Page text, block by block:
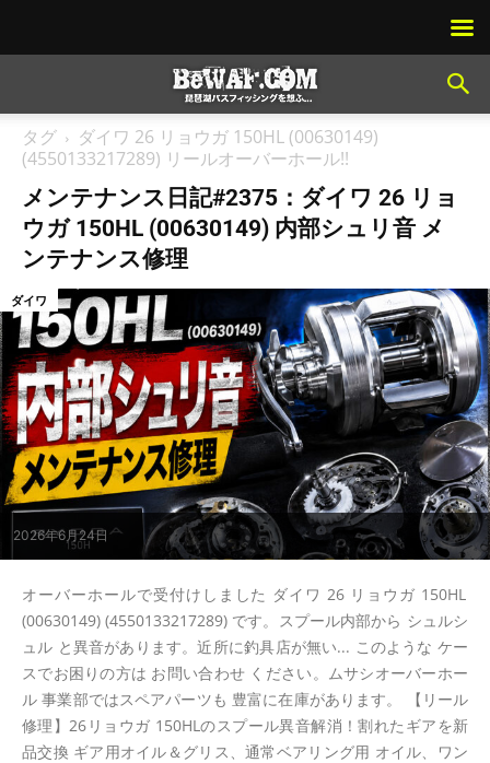
タグ
ダイワ 26 リョウガ 150HL (00630149)
(4550133217289) リールオーバーホール!!
メンテナンス日記#2375：ダイワ 26 リョ
ウガ 150HL (00630149) 内部シュリ音 メ
ンテナンス修理
2026年6月24日
ダイワ
オーバーホールで受付けしました ダイワ 26 リョウガ 150HL
(00630149) (4550133217289) です。スプール内部から シュルシ
ュル と異音があります。近所に釣具店が無い... このような ケー
スでお困りの方は お問い合わせ ください。ムサシオーバーホー
ル 事業部ではスペアパーツも 豊富に在庫があります。 【リール
修理】26リョウガ 150HLのスプール異音解消！割れたギアを新
品交換 ギア用オイル＆グリス、通常ベアリング用 オイル、ワン